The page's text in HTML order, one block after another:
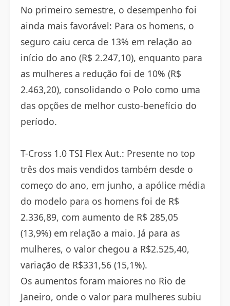
No primeiro semestre, o desempenho foi
ainda mais favorável: Para os homens, o
seguro caiu cerca de 13% em relação ao
início do ano (R$ 2.247,10), enquanto para
as mulheres a redução foi de 10% (R$
2.463,20), consolidando o Polo como uma
das opções de melhor custo-benefício do
período.
T-Cross 1.0 TSI Flex Aut.: Presente no top
três dos mais vendidos também desde o
começo do ano, em junho, a apólice média
do modelo para os homens foi de R$
2.336,89, com aumento de R$ 285,05
(13,9%) em relação a maio. Já para as
mulheres, o valor chegou a R$2.525,40,
variação de R$331,56 (15,1%).
Os aumentos foram maiores no Rio de
Janeiro, onde o valor para mulheres subiu